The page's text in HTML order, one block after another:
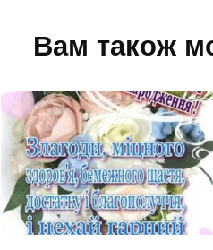
Вам також